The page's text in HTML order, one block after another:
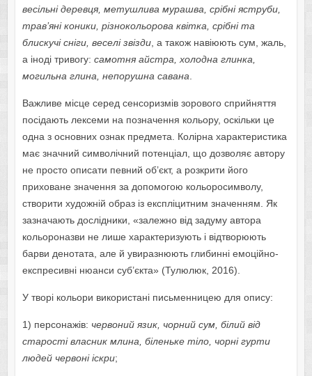
весільні деревця, метушлива мурашва, срібні яструби,
трав’яні коники, різнокольорова квітка, срібні та
блискучі сніги, веселі звізди, а також навіюють сум, жаль,
а іноді тривогу: самотня айстра, холодна глинка,
могильна глина, непорушна савана.
Важливе місце серед сенсоризмів зорового сприйняття
посідають лексеми на позначення кольору, оскільки це
одна з основних ознак предмета. Колірна характеристика
має значний символічний потенціал, що дозволяє автору
не просто описати певний об’єкт, а розкрити його
приховане значення за допомогою кольоросимволу,
створити художній образ із експліцитним значенням. Як
зазначають дослідники, «залежно від задуму автора
кольороназви не лише характеризують і відтворюють
барви денотата, але й увиразнюють глибинні емоційно-
експресивні нюанси суб’єкта» (Тулюлюк, 2016).
У творі кольори використані письменницею для опису:
1) персонажів: червоний язик, чорний сум, білий від
старості власник млина, біленьке тіло, чорні гурти
людей червоні іскри;